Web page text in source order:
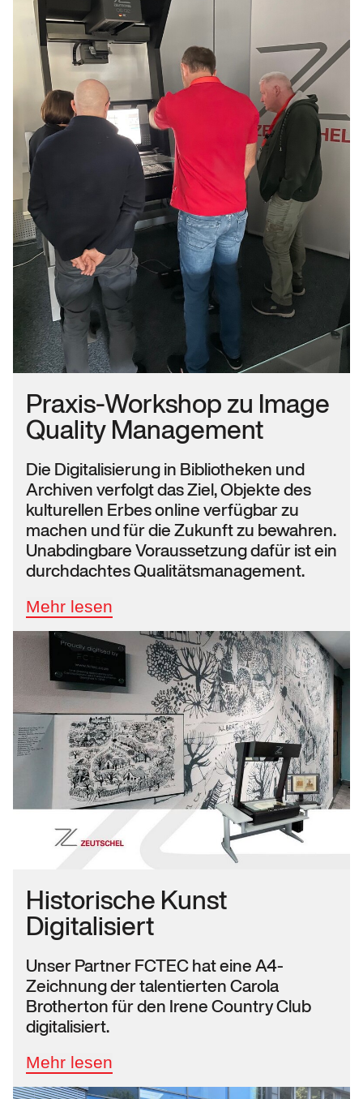
Praxis-Workshop zu Image
Quality Management
Die Digitalisierung in Bibliotheken und
Archiven verfolgt das Ziel, Objekte des
kulturellen Erbes online verfügbar zu
machen und für die Zukunft zu bewahren.
Unabdingbare Voraussetzung dafür ist ein
durchdachtes Qualitätsmanagement.
Historische Kunst
Digitalisiert
Unser Partner FCTEC hat eine A4-
Zeichnung der talentierten Carola
Brotherton für den Irene Country Club
digitalisiert.